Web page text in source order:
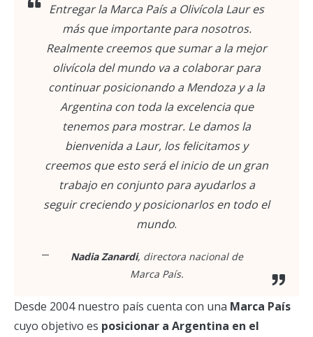
Entregar la Marca País a Olivícola Laur es
más que importante para nosotros.
Realmente creemos que sumar a la mejor
olivícola del mundo va a colaborar para
continuar posicionando a Mendoza y a la
Argentina con toda la excelencia que
tenemos para mostrar. Le damos la
bienvenida a Laur, los felicitamos y
creemos que esto será el inicio de un gran
trabajo en conjunto para ayudarlos a
seguir creciendo y posicionarlos en todo el
mundo.
Nadia Zanardi, directora nacional de
Marca País.
Desde 2004 nuestro país cuenta con una Marca País
cuyo objetivo es posicionar a Argentina en el